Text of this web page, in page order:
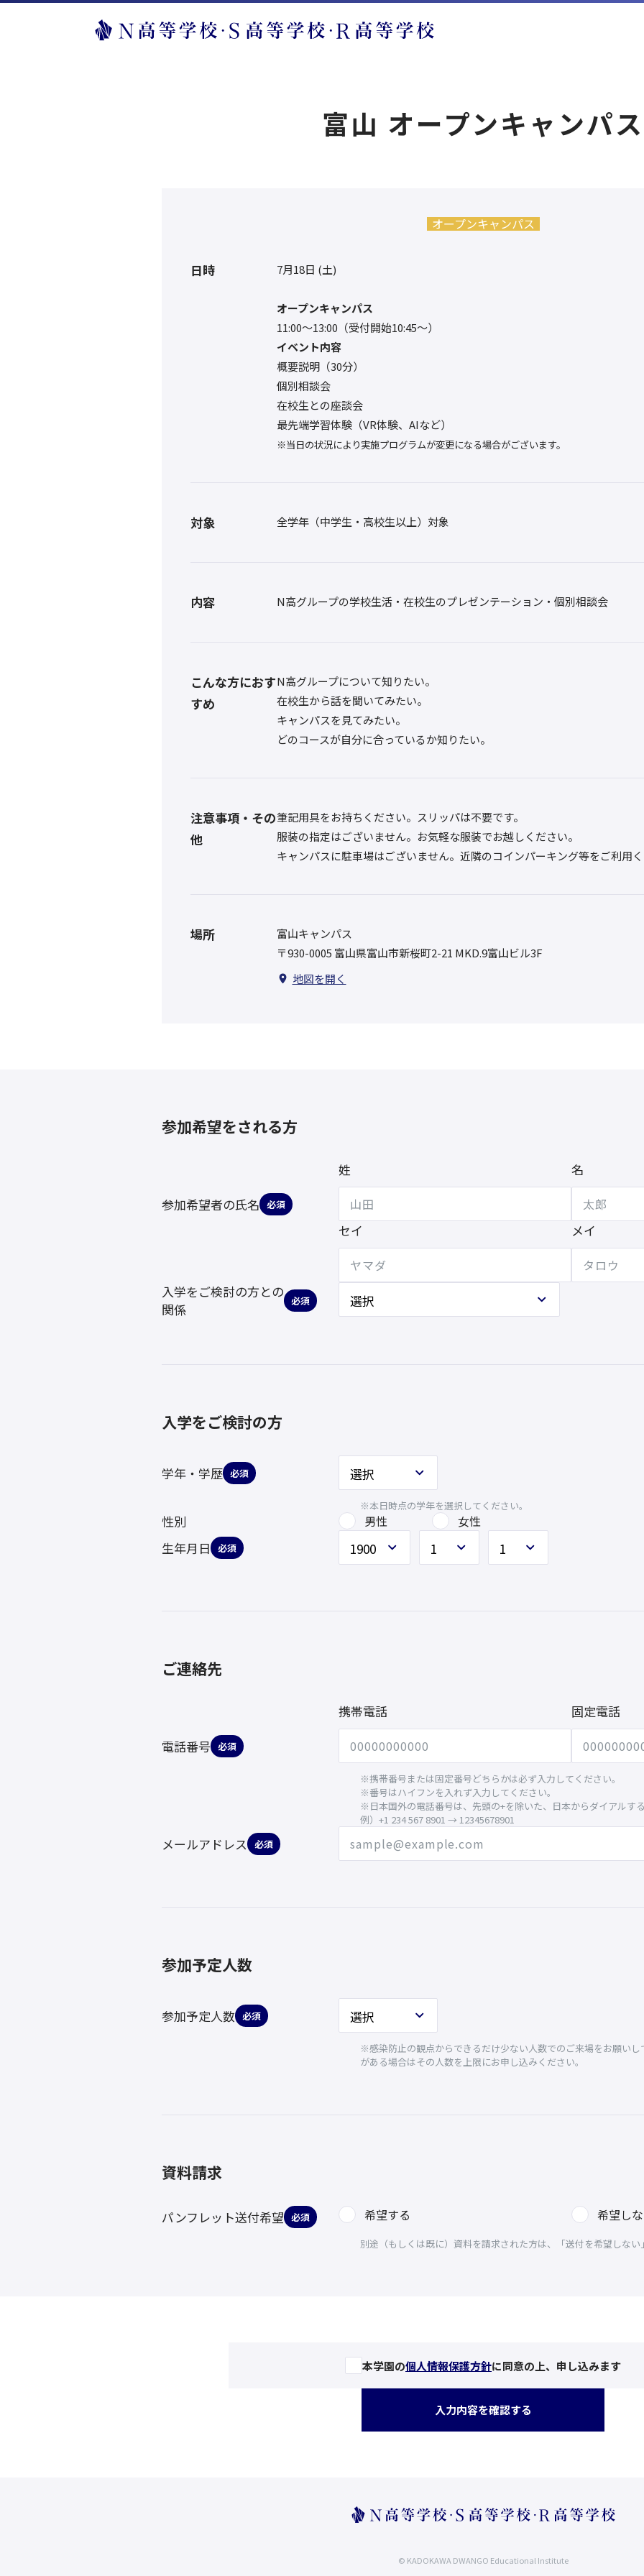
富山 オープンキャンパス
オープンキャンパス
日時 7月18日 (土)
オープンキャンパス
11:00～13:00（受付開始10:45～）
イベント内容
概要説明（30分）
個別相談会
在校生との座談会
最先端学習体験（VR体験、AIなど）
※当日の状況により実施プログラムが変更になる場合がございます。
対象 全学年（中学生・高校生以上）対象
内容 N高グループの学校生活・在校生のプレゼンテーション・個別相談会
こんな方におす
すめ
N高グループについて知りたい。
在校生から話を聞いてみたい。
キャンパスを見てみたい。
どのコースが自分に合っているか知りたい。
注意事項・その
他
筆記用具をお持ちください。スリッパは不要です。
服装の指定はございません。お気軽な服装でお越しください。
キャンパスに駐車場はございません。近隣のコインパーキング等をご利用
場所
富山キャンパス
〒930-0005 富山県富山市新桜町2-21 MKD.9富山ビル3F
地図を開く
参加希望をされる方
参加希望者の氏名 必須
姓 名
セイ メイ
入学をご検討の方との
関係
必須
入学をご検討の方
学年・学歴 必須
※本日時点の学年を選択してください。
性別 男性 女性
生年月日 必須
ご連絡先
電話番号 必須
携帯電話 固定電話
※携帯番号または固定番号どちらかは必ず入力してください。
※番号はハイフンを入れず入力してください。
※日本国外の電話番号は、先頭の+を除いた、日本からダイアルす
例）+1 234 567 8901 → 12345678901
メールアドレス 必須
参加予定人数
参加予定人数 必須
※感染防止の観点からできるだけ少ない人数でのご来場をお願い
がある場合はその人数を上限にお申し込みください。
資料請求
パンフレット送付希望 必須 希望する 希望し
別途（もしくは既に）資料を請求された方は、「送付を希望しな
本学園の個人情報保護方針に同意の上、申し込みます
入力内容を確認する
© KADOKAWA DWANGO Educational Institute